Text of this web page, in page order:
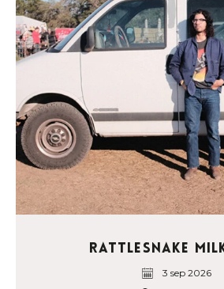
Rattlesnake
3 sep 2026